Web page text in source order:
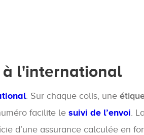
à l'international
. Sur chaque colis, une
facilite le suivi de l’envoi.
d’une assurance calculée en